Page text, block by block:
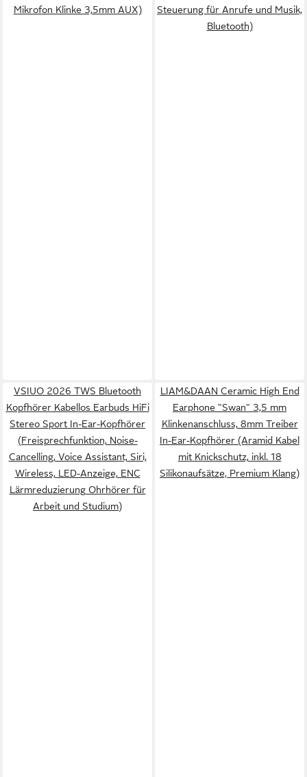
Mikrofon Klinke 3,5mm AUX)
Steuerung für Anrufe und Musik,
Bluetooth)
VSIUO 2026 TWS Bluetooth
Kopfhörer Kabellos Earbuds HiFi
Stereo Sport In-Ear-Kopfhörer
(Freisprechfunktion, Noise-
Cancelling, Voice Assistant, Siri,
Wireless, LED-Anzeige, ENC
Lärmreduzierung Ohrhörer für
Arbeit und Studium)
LIAM&DAAN Ceramic High End
Earphone "Swan" 3,5 mm
Klinkenanschluss, 8mm Treiber
In-Ear-Kopfhörer (Aramid Kabel
mit Knickschutz, inkl. 18
Silikonaufsätze, Premium Klang)